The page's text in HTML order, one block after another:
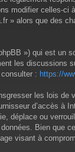
modifier celles-ci
» alors que des
») qui est un
les discussions
: https://
les lois de
d’accès à
déplace ou
Bien que
visant à